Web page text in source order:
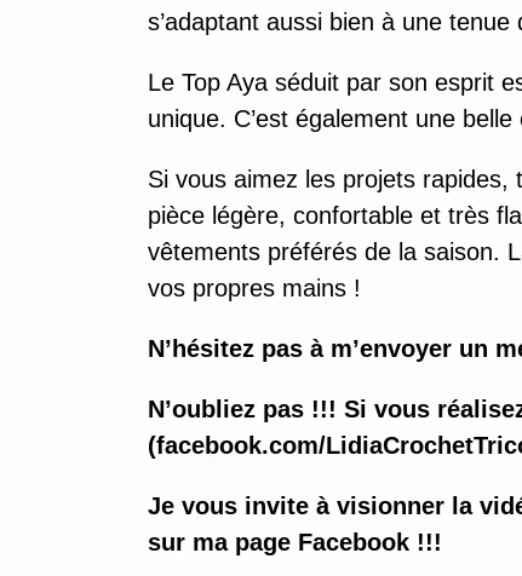
s’adaptant aussi bien à une
Le Top Aya séduit par son esprit
unique. C’est également une
Si vous aimez les projets
pièce légère, confortable et très
vêtements préférés de la saison.
vos propres mains !
N’hésitez pas à m’envoyer un
N’oubliez pas !!! Si vous
(facebook.com/
Je vous invite à visionner la
sur ma page Facebook !!!